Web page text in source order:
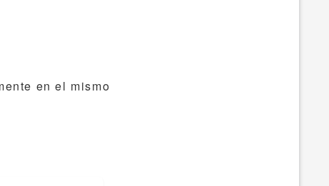
en el mismo